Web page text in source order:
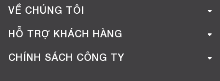
VỀ CHÚNG TÔI
Giới thiệu công ty
Tuyển dụng
HỖ TRỢ KHÁCH HÀNG
Hướng dẫn mua hàng online
CHÍNH SÁCH CÔNG TY